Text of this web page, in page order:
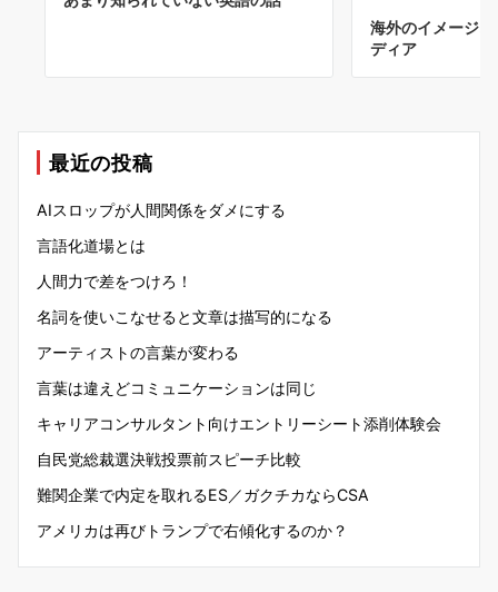
海外のイメージ
ディア
最近の投稿
AIスロップが人間関係をダメにする
言語化道場とは
人間力で差をつけろ！
名詞を使いこなせると文章は描写的になる
アーティストの言葉が変わる
言葉は違えどコミュニケーションは同じ
キャリアコンサルタント向けエントリーシート添削体験会
自民党総裁選決戦投票前スピーチ比較
難関企業で内定を取れるES／ガクチカならCSA
アメリカは再びトランプで右傾化するのか？